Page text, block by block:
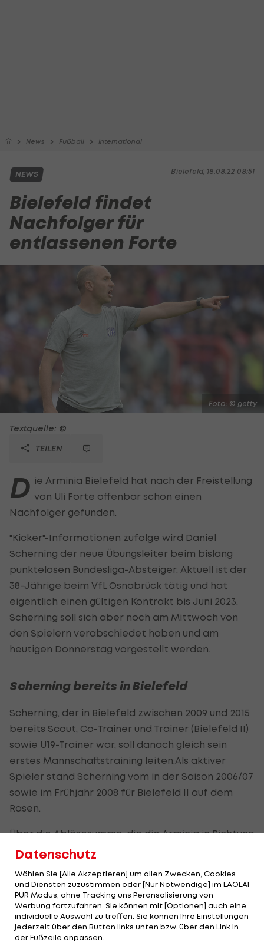
News Fußball International
Bielefeld, 18.08.22 08:51
NEWS
Bielefeld findet
Nachfolger für
entlassenen Forte
Foto: © getty
Textquelle: ©
TEILEN
D ie Arminia Bielefeld hat nach der Freistellung
von Uli Forte offenbar schon einen
Nachfolger gefunden.
"Kicker"-Informationen zufolge wird Daniel
Scherning der neue Übungsleiter beim bislang
punktelosen Bundesliga-Absteiger. Aktuell ist der
38-Jährige beim VfL Osnabrück tätig und hat
eigentlich einen gültigen Kontrakt bis Juni 2023.
Scherning soll sich aber noch am Mittwoch von
den Spielern verabschiedet haben und am
heutigen Donnerstag vorgestellt werden.
Scherning bereits in Bielefeld
Scherning, der in Bielefeld zwischen 2009 und 2015
bereits Scout, Co-Trainer und Trainer (Bielefeld II)
sowie U19-Trainer war, soll danach gleich sein
erstes Mannschaftstraining leiten.Als aktiver
Spieler stand Scherning vom in der Saison 2006/07
sowie im Frühjahr 2008 für Bielefeld II auf dem
Rasen.
Über die Ablösesumme, die die Arminia in Richtung
des Drittligisten entlohnen muss, wurden bislang
Das erste Pflichtspiel in der Ära Scherning stünde
am kommenden Sonntag um 13:30 Uhr auswärts
beim Tabellen-Zweiten und Aufstiegsaspiranten1.
FC Heidenheiman, wo ÖFB-Goalie Paul Tschernuth
Datenschutz
Wählen Sie [Alle Akzeptieren] um allen Zwecken, Cookies
und Diensten zuzustimmen oder [Nur Notwendige] im LAOLA1
PUR Modus, ohne Tracking uns Peronsalisierung von
Werbung fortzufahren. Sie können mit [Optionen] auch eine
individuelle Auswahl zu treffen. Sie können Ihre Einstellungen
jederzeit über den Button links unten bzw. über den Link in
der Fußzeile anpassen.